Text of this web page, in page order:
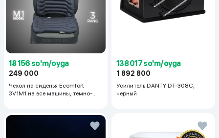
18 156 so'm/oyga
249 000
Чехол на сиденья Ecomfort
3V1M1 на все машины, темно-
138 017 so'm/oyga
1 892 800
Усилитель DANTY DT-308C,
черный